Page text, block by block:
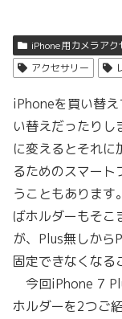
iPhone用カメラアク
アクセサリー
iPhoneを買い替
い替えだったり
に変えるとそれに
るためのスマート
うこともありま
ばホルダーもそこ
が、Plus無しから
固定できなくなる
今回iPhone 7
ホルダーを2つご